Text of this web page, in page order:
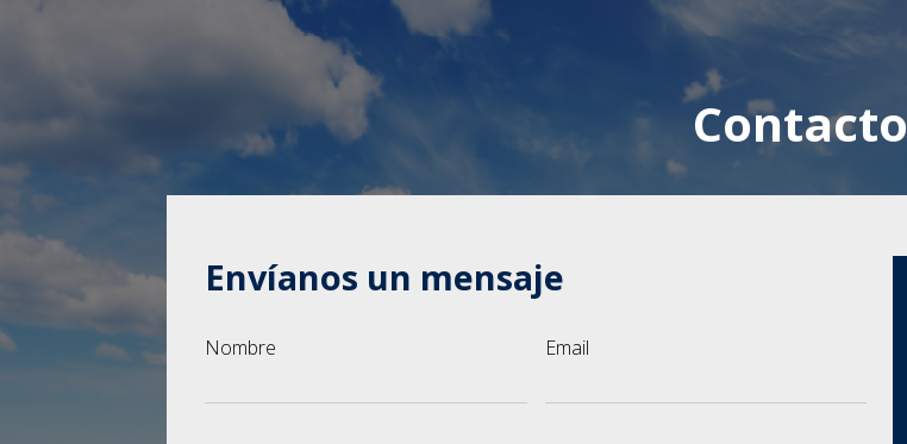
Contacto
Envíanos un mensaje
Nombre Email